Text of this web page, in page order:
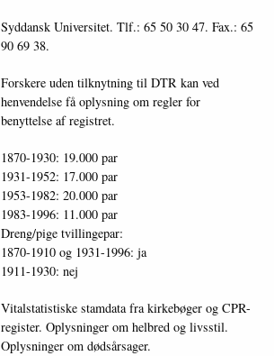
Syddansk Universitet. Tlf.: 65 50 30 47. Fax.: 65
90 69 38.
Forskere uden tilknytning til DTR kan ved
henvendelse få oplysning om regler for
benyttelse af registret.
1870-1930: 19.000 par
1931-1952: 17.000 par
1953-1982: 20.000 par
1983-1996: 11.000 par
Dreng/pige tvillingepar:
1870-1910 og 1931-1996: ja
1911-1930: nej
Vitalstatistiske stamdata fra kirkebøger og CPR-
register. Oplysninger om helbred og livsstil.
Oplysninger om dødsårsager.